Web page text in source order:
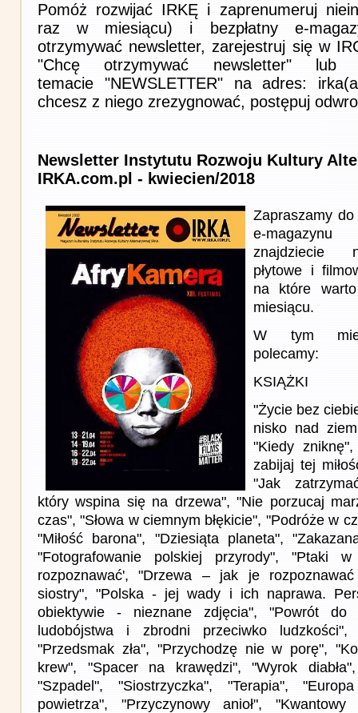
Pomóż rozwijać IRKĘ i zaprenumeruj
raz w miesiącu) i bezpłatny e-
otrzymywać newsletter, zarejestruj się w
"Chcę otrzymywać newsletter"
temacie "NEWSLETTER" na adres:
chcesz z niego zrezygnować, postępuj
Newsletter Instytutu Rozwoju Kultury
IRKA.com.pl - kwiecien/2018
Zapraszamy
e-
znajdziecie
płytowe i
na które
miesiącu.
W tym
polecamy:
KSIĄŻKI
"Życie bez
nisko nad
"Kiedy
zabijaj tej
"Jak
który wspina się na drzewa", "Nie porzucaj
czas", "Słowa w ciemnym błękicie", "Podróże w
"Miłość barona", "Dziesiąta planeta",
"Fotografowanie polskiej przyrody", "Ptaki
rozpoznawać', "Drzewa – jak je
siostry", "Polska - jej wady i ich naprawa.
obiektywie - nieznane zdjęcia", "Powrót do
ludobójstwa i zbrodni przeciwko
"Przedsmak zła", "Przychodzę nie w porę",
krew", "Spacer na krawędzi", "Wyrok
"Szpadel", "Siostrzyczka", "Terapia",
powietrza", "Przyczynowy anioł", "Kwantowy